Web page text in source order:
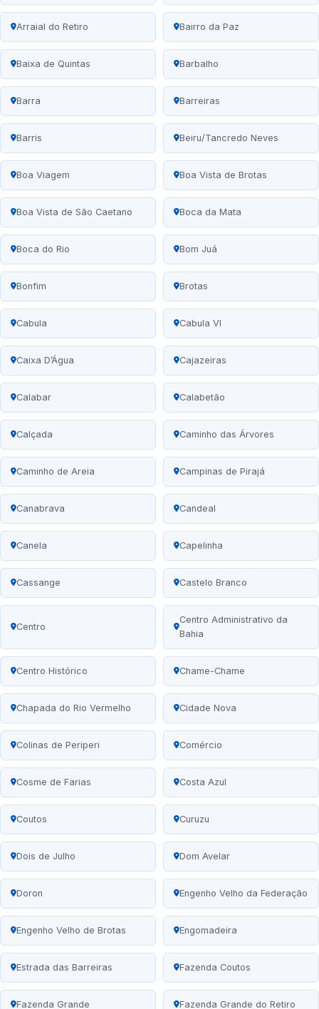
Arraial do Retiro Bairro da Paz
Baixa de Quintas Barbalho
Barra Barreiras
Barris Beiru/Tancredo Neves
Boa Viagem Boa Vista de Brotas
Boa Vista de São Caetano Boca da Mata
Boca do Rio Bom Juá
Bonfim Brotas
Cabula Cabula VI
Caixa D’Água Cajazeiras
Calabar Calabetão
Calçada Caminho das Árvores
Caminho de Areia Campinas de Pirajá
Canabrava Candeal
Canela Capelinha
Cassange Castelo Branco
Centro
Centro Administrativo da
Bahia
Centro Histórico Chame-Chame
Chapada do Rio Vermelho Cidade Nova
Colinas de Periperi Comércio
Cosme de Farias Costa Azul
Coutos Curuzu
Dois de Julho Dom Avelar
Doron Engenho Velho da Federação
Engenho Velho de Brotas Engomadeira
Estrada das Barreiras Fazenda Coutos
Fazenda Grande Fazenda Grande do Retiro